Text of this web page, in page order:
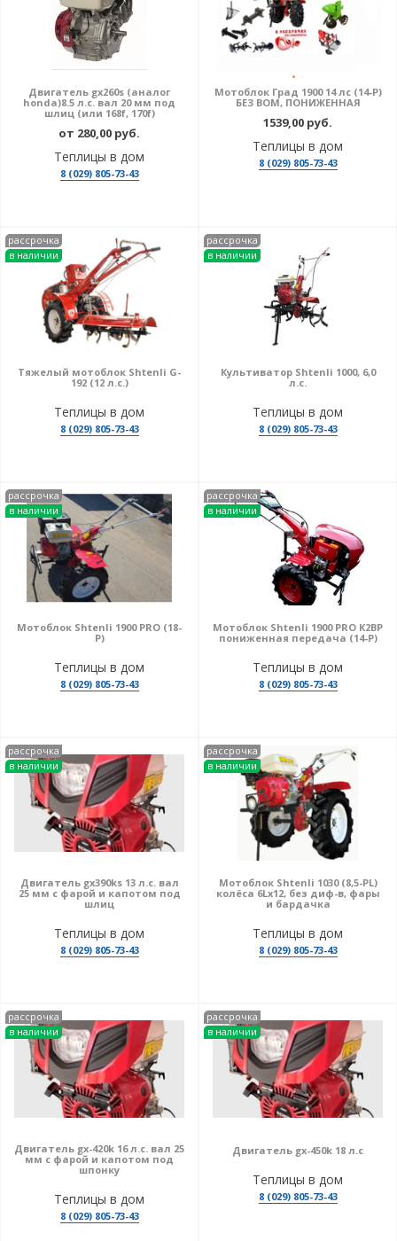
Двигатель gx260s (аналог
honda)8.5 л.с. вал 20 мм под
шлиц (или 168f, 170f)
от 280,00 руб.
Теплицы в дом
8 (029) 805-73-43
Мотоблок Град 1900 14 лс (14-P)
БЕЗ ВОМ, ПОНИЖЕННАЯ
1539,00 руб.
Теплицы в дом
8 (029) 805-73-43
рассрочка
в наличии
Тяжелый мотоблок Shtenli G-
192 (12 л.с.)
Теплицы в дом
8 (029) 805-73-43
рассрочка
в наличии
Культиватор Shtenli 1000, 6,0
л.с.
Теплицы в дом
8 (029) 805-73-43
рассрочка
в наличии
Мотоблок Shtenli 1900 PRO (18-
P)
Теплицы в дом
8 (029) 805-73-43
рассрочка
в наличии
Мотоблок Shtenli 1900 PRO К2ВР
пониженная передача (14-P)
Теплицы в дом
8 (029) 805-73-43
рассрочка
в наличии
Двигатель gx390ks 13 л.с. вал
25 мм с фарой и капотом под
шлиц
Теплицы в дом
8 (029) 805-73-43
рассрочка
в наличии
Мотоблок Shtenli 1030 (8,5-PL)
колёса 6Lх12, без диф-в, фары
и бардачка
Теплицы в дом
8 (029) 805-73-43
рассрочка
в наличии
Двигатель gx-420k 16 л.с. вал 25
мм с фарой и капотом под
шпонку
Теплицы в дом
8 (029) 805-73-43
рассрочка
в наличии
Двигатель gx-450k 18 л.с
Теплицы в дом
8 (029) 805-73-43